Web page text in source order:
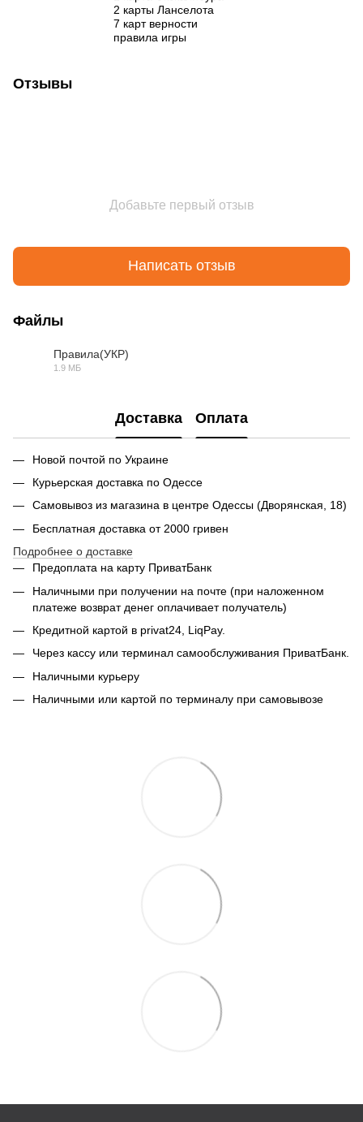
2 карты Ланселота
7 карт верности
правила игры
Отзывы
Добавьте первый отзыв
Написать отзыв
Файлы
Правила(УКР)
1.9 МБ
Доставка Оплата
Новой почтой по Украине
Курьерская доставка по Одессе
Самовывоз из магазина в центре Одессы (Дворянская, 18)
Бесплатная доставка от 2000 гривен
Подробнее о доставке
Предоплата на карту ПриватБанк
Наличными при получении на почте (при наложенном
платеже возврат денег оплачивает получатель)
Кредитной картой в privat24, LiqPay.
Через кассу или терминал самообслуживания ПриватБанк.
Наличными курьеру
Наличными или картой по терминалу при самовывозе